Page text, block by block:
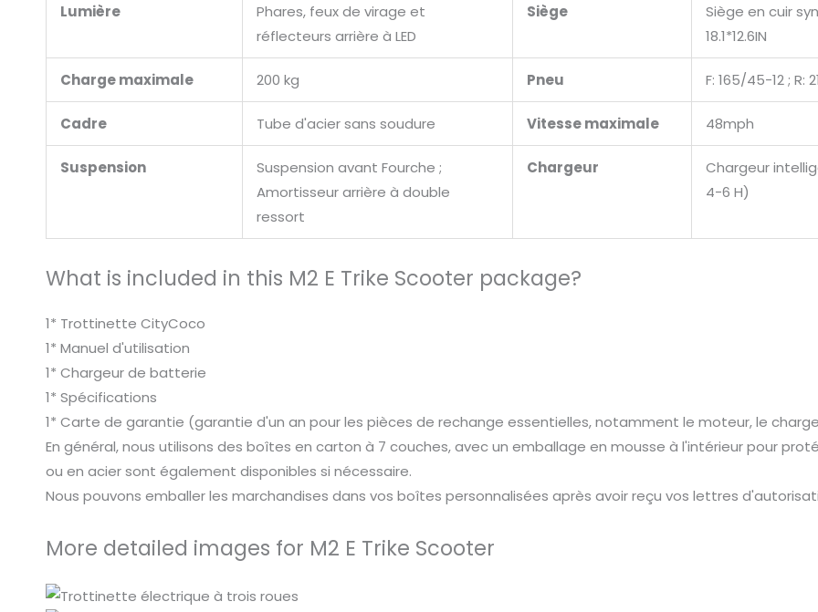
Lumière
Phares, feux de virage et
réflecteurs arrière à LED
Siège
Siège en cuir
18.1*12.6IN
Charge maximale 200 kg Pneu F: 165/45-12 ; R:
Cadre Tube d'acier sans soudure Vitesse maximale 48mph
Suspension
Suspension avant Fourche ;
Amortisseur arrière à double
ressort
Chargeur
Chargeur
4-6 H)
What is included in this M2 E Trike Scooter package?
1* Trottinette CityCoco
1* Manuel d'utilisation
1* Chargeur de batterie
1* Spécifications
1* Carte de garantie (garantie d'un an pour les pièces de rechange essentielles, notamment le moteur, le
En général, nous utilisons des boîtes en carton à 7 couches, avec un emballage en mousse à l'intérieur pour
ou en acier sont également disponibles si nécessaire.
Nous pouvons emballer les marchandises dans vos boîtes personnalisées après avoir reçu vos lettres
More detailed images for M2 E Trike Scooter